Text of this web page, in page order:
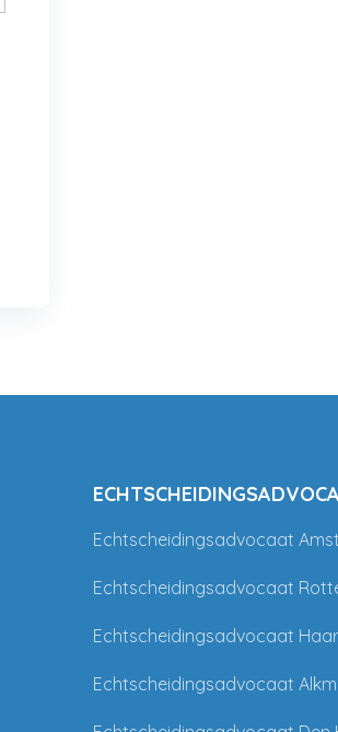
Echtscheidingsadvocaat
Echtscheidingsadvocaat
Echtscheidingsadvocaat
Echtscheidingsadvocaat